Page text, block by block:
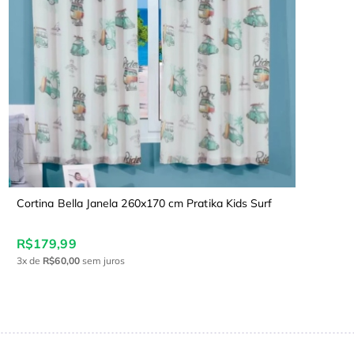
Cortina Bella Janela 260x170 cm Pratika Kids Surf
R$179,99
3x de R$60,00sem juros